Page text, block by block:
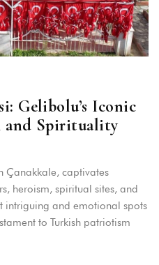
Gelibolu’s Iconic
and Spirituality
Çanakkale, captivates
heroism, spiritual sites, and
intriguing and emotional spots
to Turkish patriotism
yapın!
mi unuttunuz?
oluştur